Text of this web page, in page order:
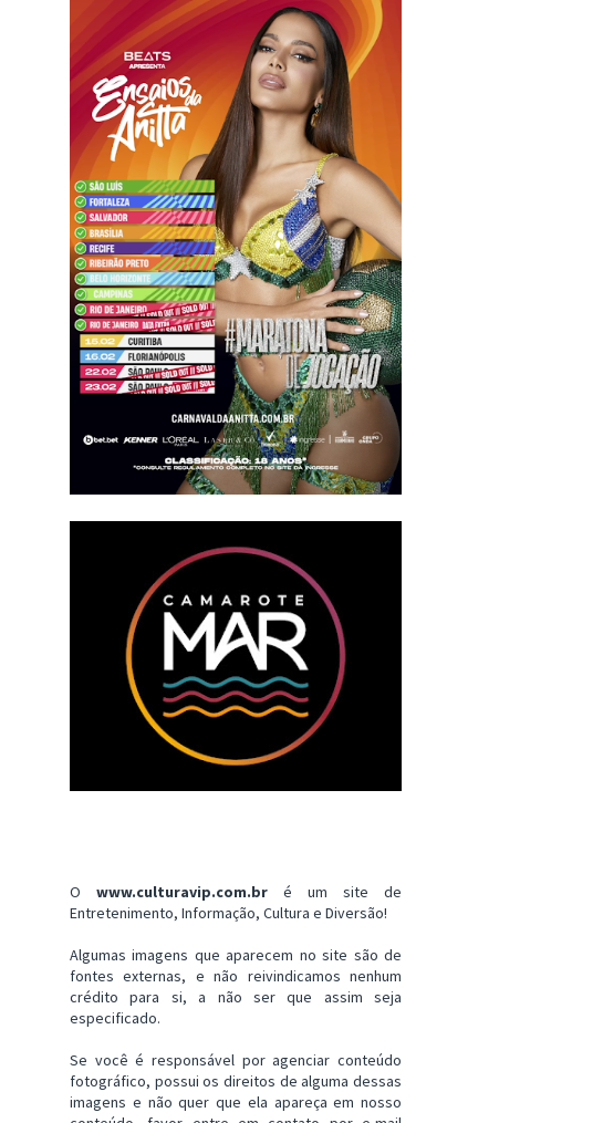
O www.culturavip.com.br é um site de
Entretenimento, Informação, Cultura e Diversão!
Algumas imagens que aparecem no site são de
fontes externas, e não reivindicamos nenhum
crédito para si, a não ser que assim seja
especificado.
Se você é responsável por agenciar conteúdo
fotográfico, possui os direitos de alguma dessas
imagens e não quer que ela apareça em nosso